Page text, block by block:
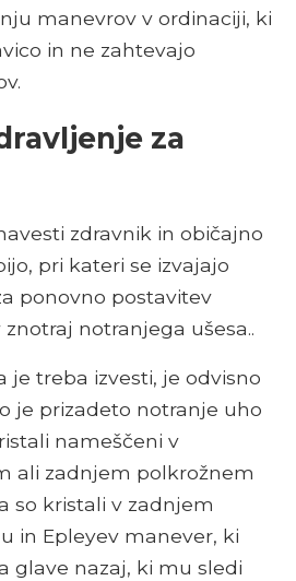
manevrov v ordinaciji, ki
in ne zahtevajo
za
zdravnik in običajno
pri kateri se izvajajo
ponovno postavitev
notranjega ušesa..
je treba izvesti, je odvisno
je prizadeto notranje uho
nameščeni v
ali zadnjem polkrožnem
so kristali v zadnjem
in Epleyev manever, ki
glave nazaj, ki mu sledi